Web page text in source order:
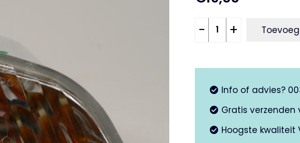
Knipperlicht
<
aantal
- +
Info of advies?
Gratis verzenden
Hoogste kwaliteit